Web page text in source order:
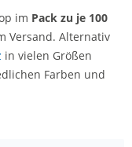
im Pack zu je 100
Versand. Alternativ
in vielen Größen
Farben und